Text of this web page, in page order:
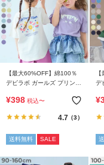
リ
か
探
す
キ
ン
グ
か
【最大60%OFF】綿100％
デビラボ ガールズ プリント
¥398 税込〜
4.7（3）
送料無料 SALE
デ
¥